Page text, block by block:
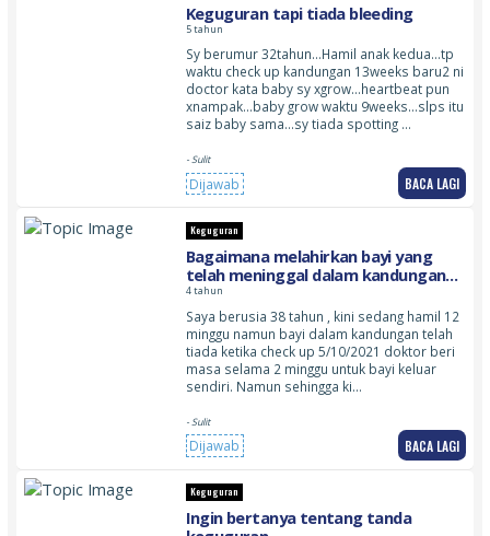
Keguguran tapi tiada bleeding
5 tahun
Sy berumur 32tahun…Hamil anak kedua…tp
waktu check up kandungan 13weeks baru2 ni
doctor kata baby sy xgrow…heartbeat pun
xnampak…baby grow waktu 9weeks…slps itu
saiz baby sama…sy tiada spotting …
- Sulit
Dijawab BACA LAGI
Keguguran
Bagaimana melahirkan bayi yang
telah meninggal dalam kandungan
secara alami
4 tahun
Saya berusia 38 tahun , kini sedang hamil 12
minggu namun bayi dalam kandungan telah
tiada ketika check up 5/10/2021 doktor beri
masa selama 2 minggu untuk bayi keluar
sendiri. Namun sehingga ki…
- Sulit
Dijawab BACA LAGI
Keguguran
Ingin bertanya tentang tanda